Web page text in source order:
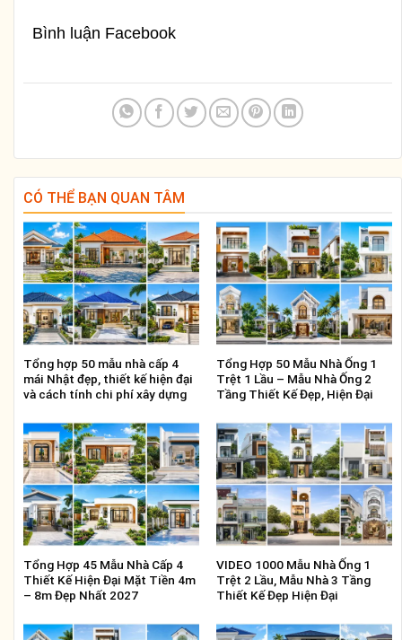
Bình luận Facebook
CÓ THỂ BẠN QUAN TÂM
Tổng hợp 50 mẫu nhà cấp 4
mái Nhật đẹp, thiết kế hiện đại
và cách tính chi phí xây dựng
Tổng Hợp 50 Mẫu Nhà Ống 1
Trệt 1 Lầu – Mẫu Nhà Ống 2
Tầng Thiết Kế Đẹp, Hiện Đại
Tổng Hợp 45 Mẫu Nhà Cấp 4
Thiết Kế Hiện Đại Mặt Tiền 4m
– 8m Đẹp Nhất 2027
VIDEO 1000 Mẫu Nhà Ống 1
Trệt 2 Lầu, Mẫu Nhà 3 Tầng
Thiết Kế Đẹp Hiện Đại